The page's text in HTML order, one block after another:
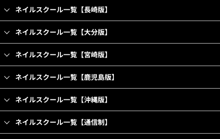
ネイルスクール一覧【長崎版】
ネイルスクール一覧【大分版】
ネイルスクール一覧【宮崎版】
ネイルスクール一覧【鹿児島版】
ネイルスクール一覧【沖縄版】
ネイルスクール一覧【通信制】